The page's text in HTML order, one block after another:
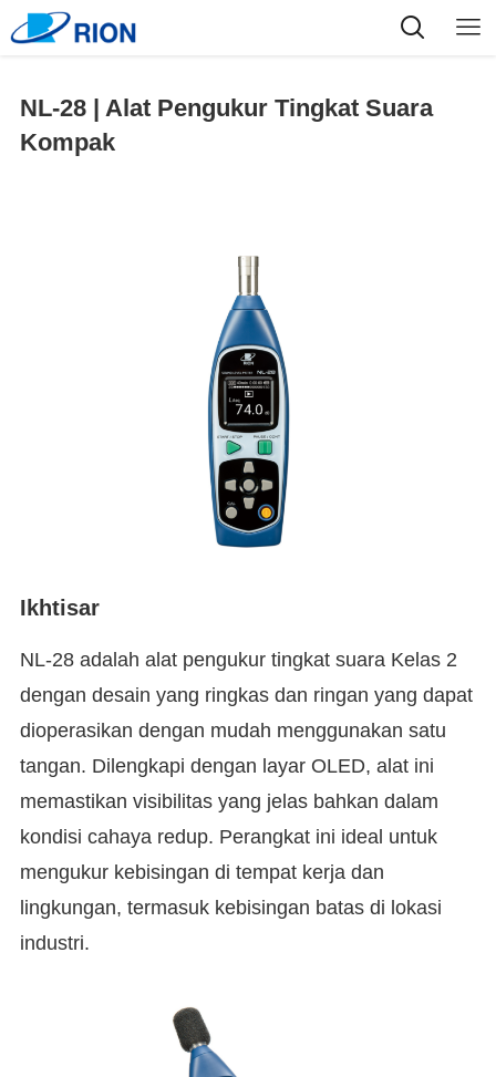
NL-28 | Alat Pengukur Tingkat Suara
Kompak
Ikhtisar
NL-28 adalah alat pengukur tingkat suara Kelas 2
dengan desain yang ringkas dan ringan yang dapat
dioperasikan dengan mudah menggunakan satu
tangan. Dilengkapi dengan layar OLED, alat ini
memastikan visibilitas yang jelas bahkan dalam
kondisi cahaya redup. Perangkat ini ideal untuk
mengukur kebisingan di tempat kerja dan
lingkungan, termasuk kebisingan batas di lokasi
industri.